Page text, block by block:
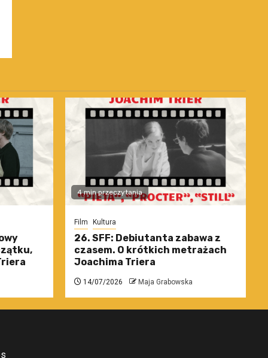
4 min przeczytania
Film Kultura
26. SFF: Debiutanta zabawa z
czasem. O krótkich metrażach
Joachima Triera
14/07/2026 Maja Grabowska